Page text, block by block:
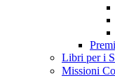
Libri per i
Missioni